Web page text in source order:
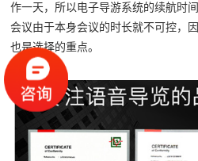
作一天，所以电子导游系统的续航时
会议由于本身会议的时长就不可控，
也是选择的重点。